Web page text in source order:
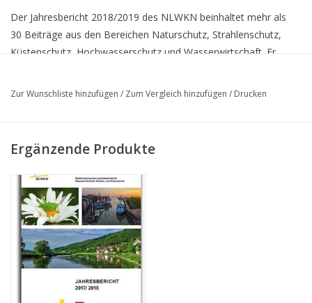
Der Jahresbericht 2018/2019 des NLWKN beinhaltet mehr als
30 Beiträge aus den Bereichen Naturschutz, Strahlenschutz,
Küstenschutz, Hochwasserschutz und Wasserwirtschaft. Er
Zur Wunschliste hinzufügen / Zum Vergleich hinzufügen / Drucken
Ergänzende Produkte